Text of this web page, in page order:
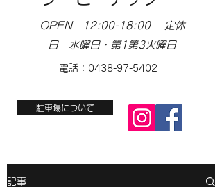
OPEN 12:00-18:00 定休
日 水曜日・第1第3火曜日
電話：0438-97-5402
駐車場について
記事